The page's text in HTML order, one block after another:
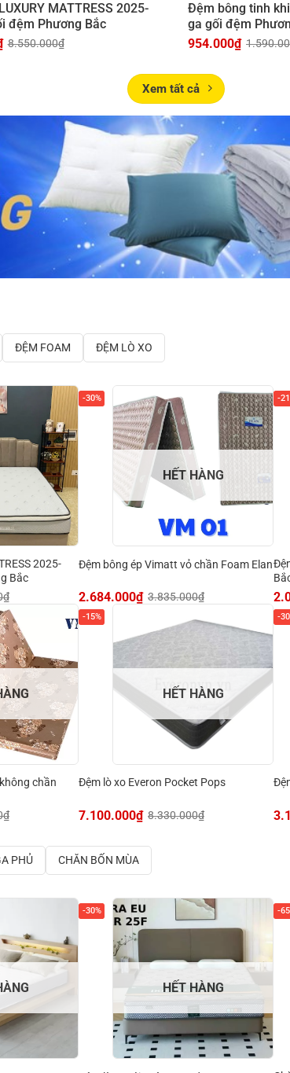
MATTRESS 2025-
đệm Phương Bắc
8.550.000₫
Đệm bông tinh
ga gối đệm
954.000₫
Xem tất cả
ĐỆM FOAM ĐỆM LÒ XO
2025-
Bắc
₫
-30%
HẾT HÀNG
Đệm bông ép Vimatt vỏ chần Foam Elan
3.835.000₫
2.684.000₫
-
chần
₫
-15%
HẾT HÀNG
Đệm lò xo Everon Pocket Pops
8.330.000₫
7.100.000₫
-
PHỦ CHĂN BỐN MÙA
-30%
HẾT HÀNG
-